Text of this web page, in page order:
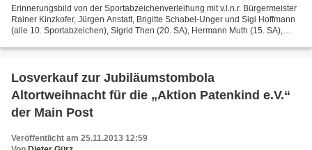
Erinnerungsbild von der Sportabzeichenverleihung mit v.l.n.r. Bürgermeister
Rainer Kinzkofer, Jürgen Anstatt, Brigitte Schabel-Unger und Sigi Hoffmann
(alle 10. Sportabzeichen), Sigrid Then (20. SA), Hermann Muth (15. SA),
Losverkauf zur Jubiläumstombola
Altortweihnacht für die „Aktion Patenkind e.V.“
der Main Post
Veröffentlicht am 25.11.2013 12:59